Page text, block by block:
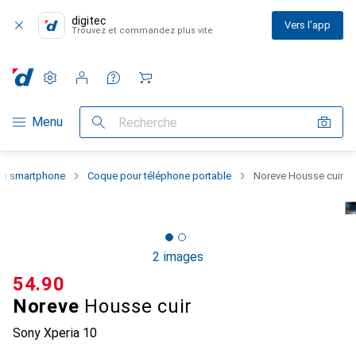
digitec
Trouvez et commandez plus vite Vers l'app
Navigation par catégorie
Menu Recherche
Paramètres
Compte client
Listes de comparaison
Listes d'envies
Panier
smartphone Coque pour téléphone portable Noreve Housse cuir
2 images
Noreve Housse cuir
Sony Xperia 10
CHF
54.90